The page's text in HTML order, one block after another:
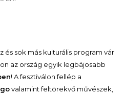
és sok más kulturális program vár
az ország egyik legbájosabb
! A fesztiválon fellép a
valamint feltörekvő művészek,